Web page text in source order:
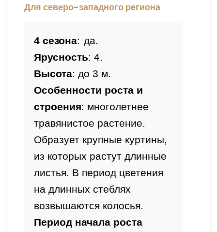
Для северо-западного региона
4 сезона: да.
Ярусность: 4.
Высота
Особенности роста и
строения: многолетнее
травянистое растение.
Образует крупные куртины,
из которых растут длинные
листья. В период цветения
на длинных стеблях
Период начала роста